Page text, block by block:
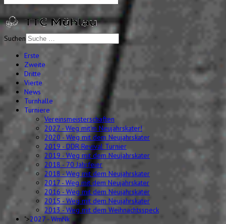
Suchen
Erste
Zweite
Dritte
Vierte
News
Turnhalle
Turniere
Vereinsmeisterschaften
2027 - Weg mit'm Neujahrskater!
2020 - Weg mit dem Neujahrskater
2019 - DDR Revival Turnier
2019 - Weg mit dem Neujahrskater
2018 - 70 Jahrfeier
2018 - Weg mit dem Neujahrskater
2017 - Weg mit dem Neujahrskater
2016 - Weg mit dem Neujahrskater
2015 - Weg mit dem Neujahrskater
2013 - Weg mit dem Weihnachtsspeck
">2027 - WmNk